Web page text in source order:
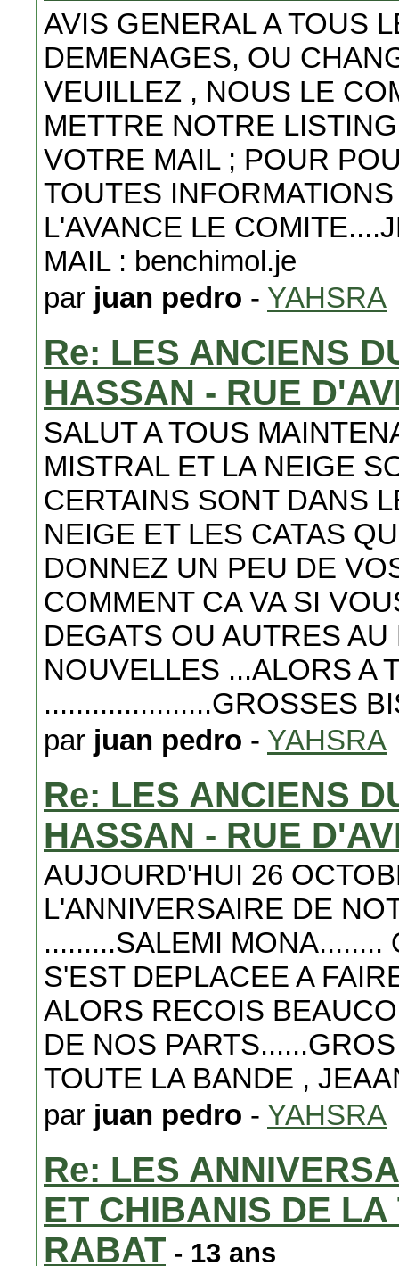
AVIS GENERAL A TOUS
DEMENAGES, OU
VEUILLEZ , NOUS LE
METTRE NOTRE
VOTRE MAIL ; POUR
TOUTES
L'AVANCE LE
MAIL : benchimol.je
par juan pedro - YAHSRA
Re: LES ANCIENS
HASSAN - RUE
SALUT A TOUS
MISTRAL ET LA NEIGE
CERTAINS SONT DANS
NEIGE ET LES CATAS
DONNEZ UN PEU DE
COMMENT CA VA SI
DEGATS OU AUTRES
NOUVELLES ...ALORS A
.....................GROSSES
par juan pedro - YAHSRA
Re: LES ANCIENS
HASSAN - RUE
AUJOURD'HUI 26
L'ANNIVERSAIRE DE
.........SALEMI
S'EST DEPLACEE A
ALORS RECOIS
DE NOS
TOUTE LA BANDE ,
par juan pedro - YAHSRA
Re: LES
ET CHIBANIS DE
RABAT - 13 ans